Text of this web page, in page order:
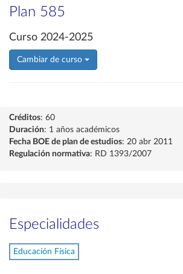
Plan 585
Curso 2024-2025
Cambiar de curso
Créditos: 60
Duración: 1 años académicos
Fecha BOE de plan de estudios: 20 abr 2011
Regulación normativa: RD 1393/2007
Especialidades
Educación Física